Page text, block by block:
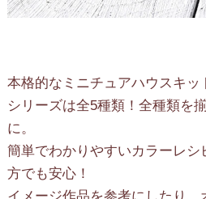
本格的なミニチュアハウスキッ
シリーズは全5種類！全種類を
に。
簡単でわかりやすいカラーレ
方でも安心！